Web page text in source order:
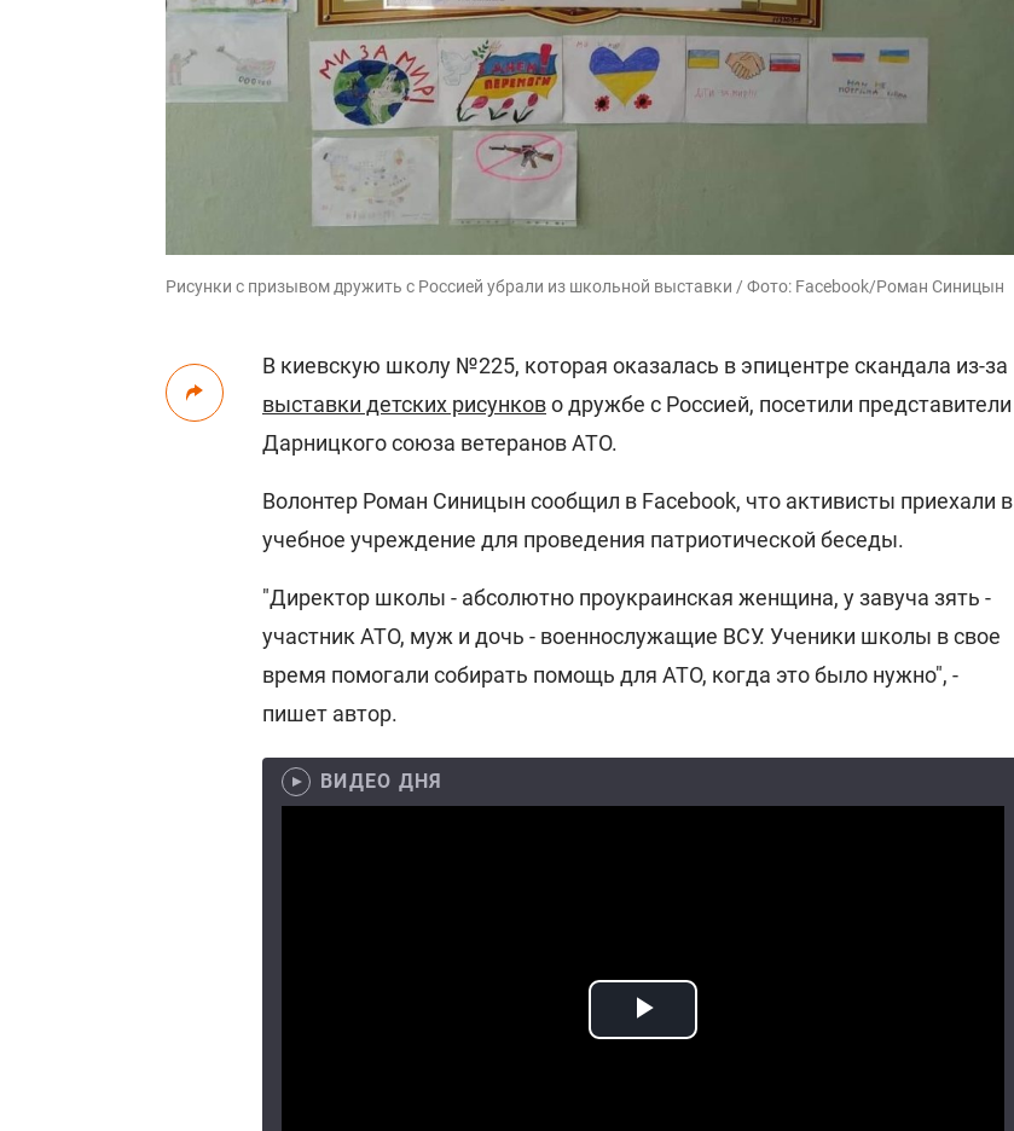
Рисунки с призывом дружить с Россией убрали из школьной выставки / Фото: Facebook/Роман Синицын
В киевскую школу №225, которая оказалась в эпицентре скандала из-за
выставки детских рисунково дружбе с Россией, посетили представители
Дарницкого союза ветеранов АТО.
Волонтер Роман Синицын сообщил в Facebook, что активисты приехали в
учебное учреждение для проведения патриотической беседы.
"Директор школы - абсолютно проукраинская женщина, у завуча зять -
участник АТО, муж и дочь - военнослужащие ВСУ. Ученики школы в свое
время помогали собирать помощь для АТО, когда это было нужно", -
пишет автор.
ВИДЕО ДНЯ